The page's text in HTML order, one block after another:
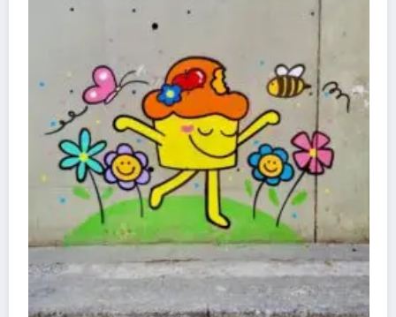
Com ingressos esgotados desde
Menos é Mais agita BH na próxima
5 de agosto de 2026 Felipe Jesus